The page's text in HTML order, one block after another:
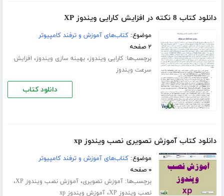
دانلود کتاب 8 نکته در افزایش کارایی ویندوز XP
موضوع:کتاب‌های آموزش و ترفند کامپیوتر
۲ صفحه
برچسب‌ها:کارایی ویندوز،بهینه سازی ویندوز، افزایش
سرعت ویندوز
دانلود کتاب
دانلود کتاب آموزش تصویری نصب ویندوز xp
موضوع:کتاب‌های آموزش و ترفند کامپیوتر
۰ صفحه
برچسب‌ها:آموزش تصویری،آموزش نصب ویندوز XP ،
نصب ویندوز XP ،آموزش ویندوز xp